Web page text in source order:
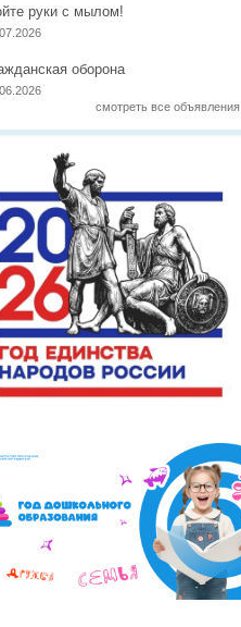
руки с мылом!
оборона
смотреть все объявления